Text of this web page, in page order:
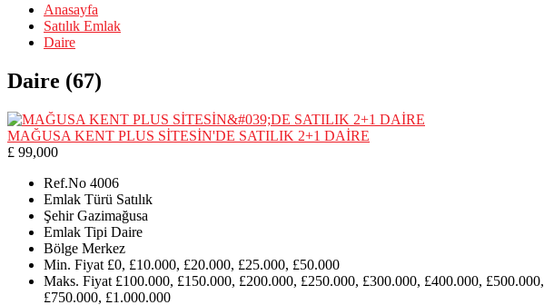
Anasayfa
Satılık Emlak
Daire
Daire (67)
MAĞUSA KENT PLUS SİTESİN'DE SATILIK 2+1 DAİRE
£ 99,000
Ref.No 4006
Emlak Türü Satılık
Şehir Gazimağusa
Emlak Tipi Daire
Bölge Merkez
Min. Fiyat £0, £10.000, £20.000, £25.000, £50.000
Maks. Fiyat £100.000, £150.000, £200.000, £250.000, £300.000, £400.000, £500.000,
£750.000, £1.000.000